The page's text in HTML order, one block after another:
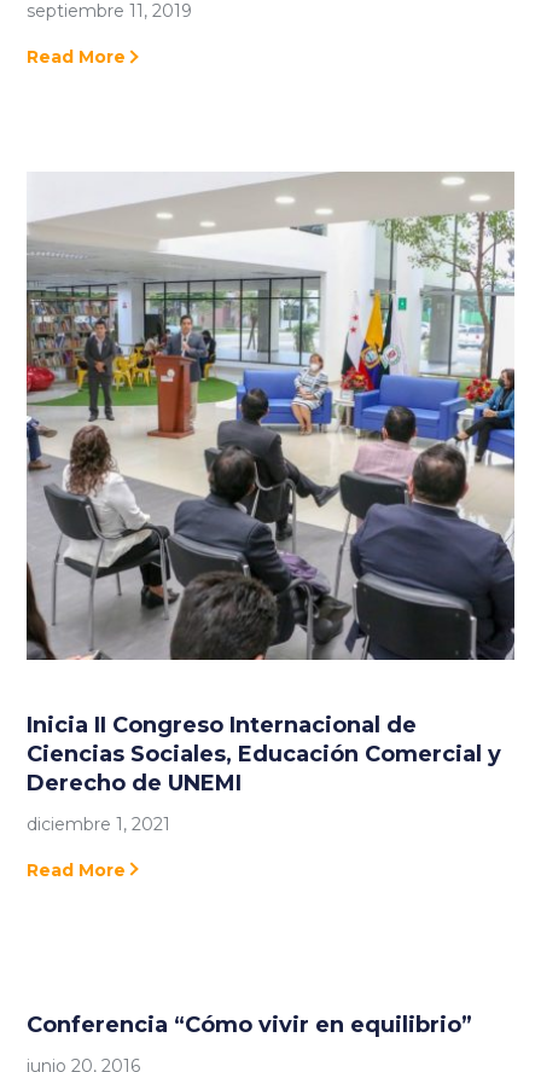
septiembre 11, 2019
Read More
Inicia II Congreso Internacional de
Ciencias Sociales, Educación Comercial y
Derecho de UNEMI
diciembre 1, 2021
Read More
Conferencia “Cómo vivir en equilibrio”
junio 20, 2016